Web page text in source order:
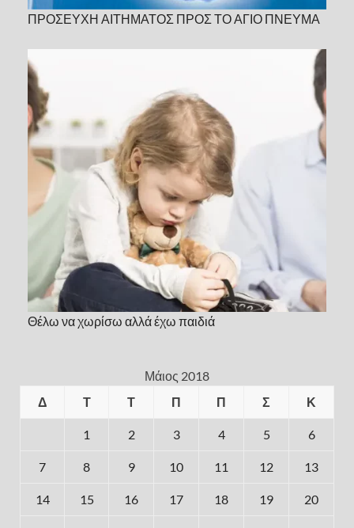
ΠΡΟΣΕΥΧΗ ΑΙΤΗΜΑΤΟΣ ΠΡΟΣ ΤΟ ΑΓΙΟ ΠΝΕΥΜΑ
Θέλω να χωρίσω αλλά έχω παιδιά
Μάιος 2018
Δ
Τ Τ Π Π Σ Κ
1 2 3 4 5 6
7 8 9 10 11 12 13
14 15 16 17 18 19 20